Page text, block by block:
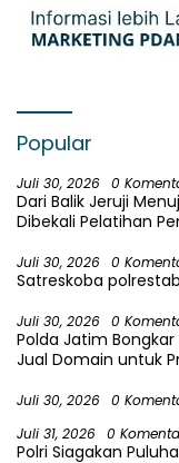
Popular
Juli 30, 2026 0
Dari Balik Jeruji
Dibekali Pelatihan
Juli 30, 2026 0
Satreskoba
Juli 30, 2026 0
Polda Jatim
Jual Domain untuk
Juli 30, 2026
0
Juli 31, 2026
0
Polri Siagakan